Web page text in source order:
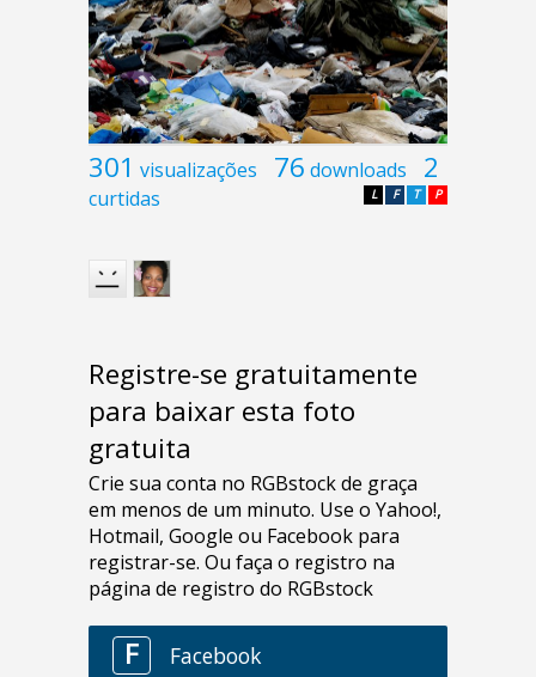
301 visualizações 76 downloads 2
curtidas P
T
F
L
Registre-se gratuitamente
para baixar esta foto
gratuita